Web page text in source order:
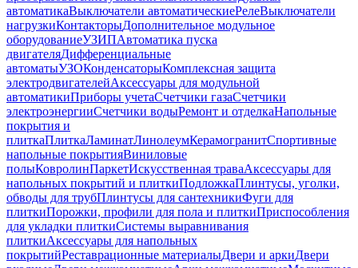
автоматикаВыключатели автоматическиеРелеВыключатели
нагрузкиКонтакторыДополнительное модульное
оборудованиеУЗИПАвтоматика пуска
двигателяДифференциальные
автоматыУЗОКонденсаторыКомплексная защита
электродвигателейАксессуары для модульной
автоматикиПриборы учетаСчетчики газаСчетчики
электроэнергииСчетчики водыРемонт и отделкаНапольные
покрытия и
плиткаПлиткаЛаминатЛинолеумКерамогранитСпортивные
напольные покрытияВиниловые
полыКовролинПаркетИскусственная траваАксессуары для
напольных покрытий и плиткиПодложкаПлинтусы, уголки,
обводы для трубПлинтусы для сантехникиФуги для
плиткиПорожки, профили для пола и плиткиПриспособления
для укладки плиткиСистемы выравнивания
плиткиАксессуары для напольных
покрытийРеставрационные материалыДвери и аркиДвери